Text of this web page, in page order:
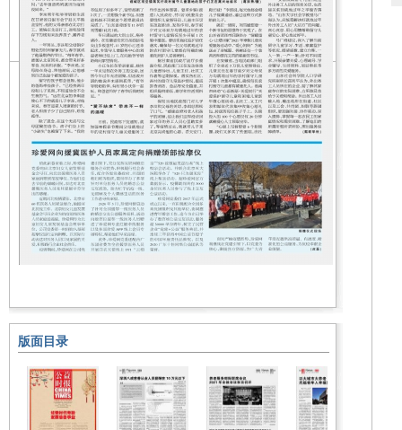
版面目录